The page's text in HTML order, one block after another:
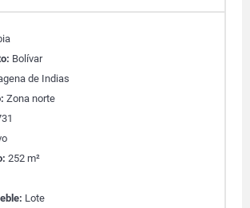
Bolívar
de Indias
Zona norte
252 m²
Lote